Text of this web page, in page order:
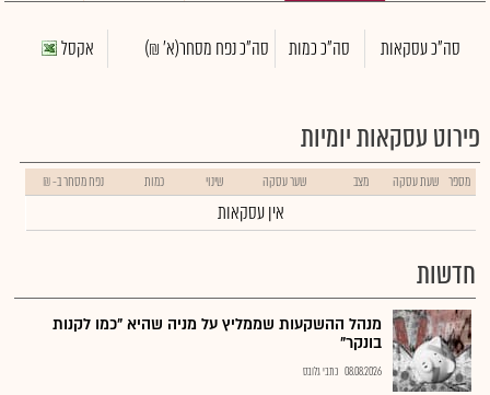
סה"כ עסקאות סה"כ כמות סה"כ נפח מסחר(א' ₪) אקסל
פירוט עסקאות יומיות
מספר שעת עסקה מצב שער עסקה שינוי כמות נפח מסחר ב- ₪
אין עסקאות
חדשות
מנהל ההשקעות שממליץ על מניה שהיא "כמו לקנות
בונקר"
08.08.2026 כתבי גלובס